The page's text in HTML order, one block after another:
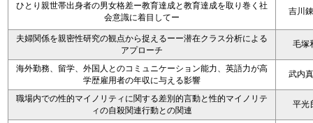
ひとり親世帯出身者の男女格差ー教育達成と教育達成を取り巻く社
会意識に着目してー
吉川
夫婦関係を親密性研究の観点から捉えるーー潜在クラス分析による
アプローチ
毛塚
海外勤務、留学、外国人とのコミュニケーション能力、英語力が高
学歴雇用者の年収に与える影響
武内
職場内での性的マイノリティに関する差別的言動と性的マイノリテ
ィの自殺関連行動との関連
平光